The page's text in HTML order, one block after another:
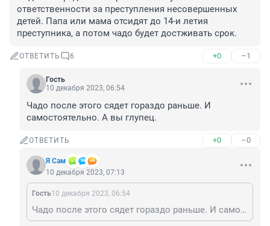
ответственности за преступления несовершенных
детей. Папа или мама отсидят до 14-и летия
преступника, а потом чадо будет достживать срок.
ОТВЕТИТЬ 6 +0 –1
Гость
10 декабря 2023, 06:54
Чадо после этого сядет гораздо раньше. И
самостоятельно. А вы глупец.
ОТВЕТИТЬ +0 –0
Я Сам
10 декабря 2023, 07:13
Гость10 декабря 2023, 06:54
Чадо после этого сядет гораздо раньше. И самостоятельно. А вы глупец.